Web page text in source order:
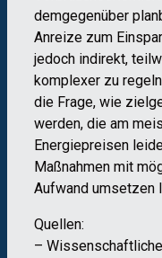
demgegenüber
Anreize zum
jedoch indirekt,
komplexer zu regeln
die Frage, wie
werden, die am
Energiepreisen
Maßnahmen mit
Aufwand umsetzen
Quellen:
–